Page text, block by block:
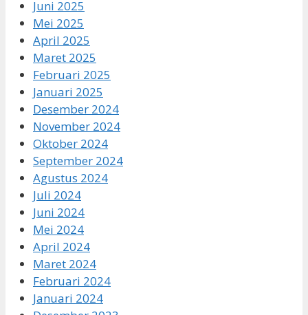
Juni 2025
Mei 2025
April 2025
Maret 2025
Februari 2025
Januari 2025
Desember 2024
November 2024
Oktober 2024
September 2024
Agustus 2024
Juli 2024
Juni 2024
Mei 2024
April 2024
Maret 2024
Februari 2024
Januari 2024